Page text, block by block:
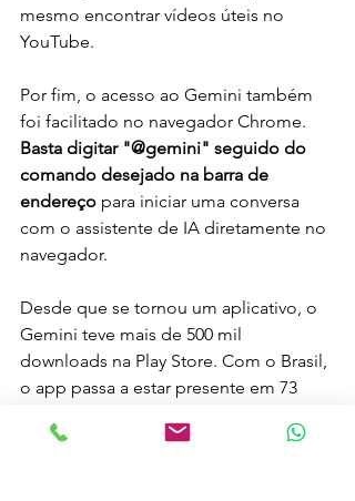
mesmo encontrar vídeos úteis no
YouTube.
Por fim, o acesso ao Gemini também
foi facilitado no navegador Chrome.
Basta digitar "@gemini" seguido do
comando desejado na barra de
endereço para iniciar uma conversa
com o assistente de IA diretamente no
navegador.
Desde que se tornou um aplicativo, o
Gemini teve mais de 500 mil
downloads na Play Store. Com o Brasil,
o app passa a estar presente em 73
disponível em nove línguas (chinês,